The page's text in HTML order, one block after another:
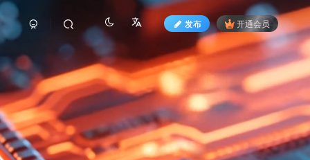
发布 开通会员